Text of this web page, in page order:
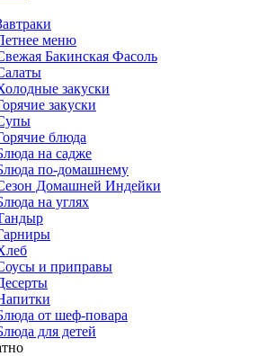
меню
Бакинская Фасоль
закуски
закуски
блюда
на садже
по-домашнему
Домашней Индейки
на углях
и приправы
от шеф-повара
для детей